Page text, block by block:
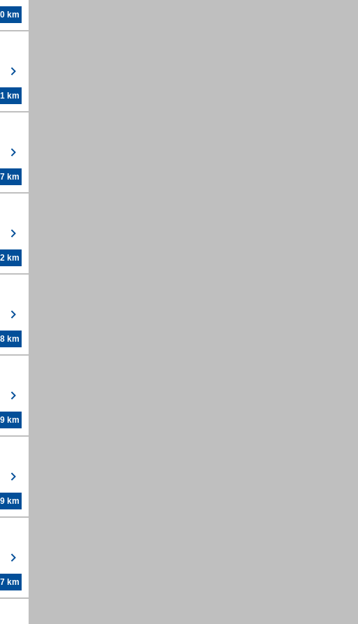
km
km
km
km
km
km
km
km